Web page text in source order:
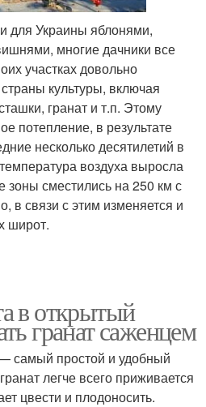
для Украины яблонями,
многие дачники все
участках довольно
культуры, включая
гранат и т.п. Этому
потепление, в результате
несколько десятилетий в
воздуха выросла
зоны сместились на 250 км с
в связи с этим изменяется и
широт.
в открытый
гранат саженцем
самый простой и удобный
легче всего приживается
цвести и плодоносить.